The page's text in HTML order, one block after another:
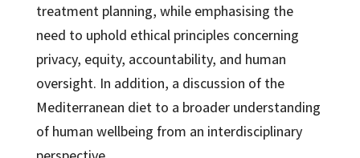
treatment planning, while emphasising the
need to uphold ethical principles concerning
privacy, equity, accountability, and human
oversight. In addition, a discussion of the
Mediterranean diet to a broader understanding
of human wellbeing from an interdisciplinary